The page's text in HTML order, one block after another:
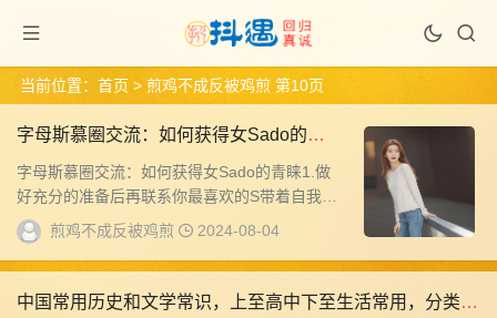
当前位置： 首页 > 煎鸡不成反被鸡煎 第10页
字母斯慕圈交流：如何获得女Sado的青
睐
字母斯慕圈交流：如何获得女Sado的青睐1.做
好充分的准备后再联系你最喜欢的S带着自我介
绍去联系，这是做好准备的一个表现。有些人...
煎鸡不成反被鸡煎 2024-08-04
中国常用历史和文学常识，上至高中下至生活常用，分类整